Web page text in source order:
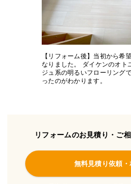
【リフォーム後】当初から希
なりました。 ダイケンのオト
ジュ系の明るいフローリング
ったのがわかります。
リフォームのお見積り・ご
無料見積り依頼・